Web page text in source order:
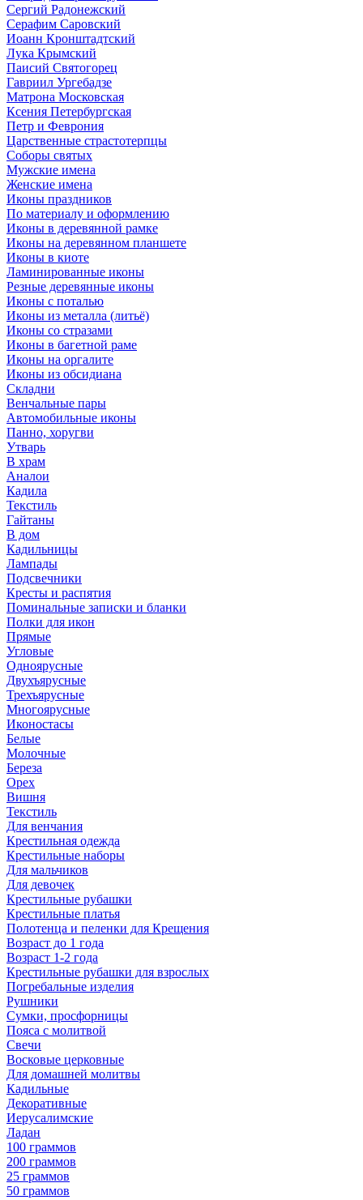
Сергий Радонежский
Серафим Саровский
Иоанн Кронштадтский
Лука Крымский
Паисий Святогорец
Гавриил Ургебадзе
Матрона Московская
Ксения Петербургская
Петр и Феврония
Царственные страстотерпцы
Соборы святых
Мужские имена
Женские имена
Иконы праздников
По материалу и оформлению
Иконы в деревянной рамке
Иконы на деревянном планшете
Иконы в киоте
Ламинированные иконы
Резные деревянные иконы
Иконы с поталью
Иконы из металла (литьё)
Иконы со стразами
Иконы в багетной раме
Иконы на оргалите
Иконы из обсидиана
Складни
Венчальные пары
Автомобильные иконы
Панно, хоругви
Утварь
В храм
Аналои
Кадила
Текстиль
Гайтаны
В дом
Кадильницы
Лампады
Подсвечники
Кресты и распятия
Поминальные записки и бланки
Полки для икон
Прямые
Угловые
Одноярусные
Двухъярусные
Трехъярусные
Многоярусные
Иконостасы
Белые
Молочные
Береза
Орех
Вишня
Текстиль
Для венчания
Крестильная одежда
Крестильные наборы
Для мальчиков
Для девочек
Крестильные рубашки
Крестильные платья
Полотенца и пеленки для Крещения
Возраст до 1 года
Возраст 1-2 года
Крестильные рубашки для взрослых
Погребальные изделия
Рушники
Сумки, просфорницы
Пояса с молитвой
Свечи
Восковые церковные
Для домашней молитвы
Кадильные
Декоративные
Иерусалимские
Ладан
100 граммов
200 граммов
25 граммов
50 граммов